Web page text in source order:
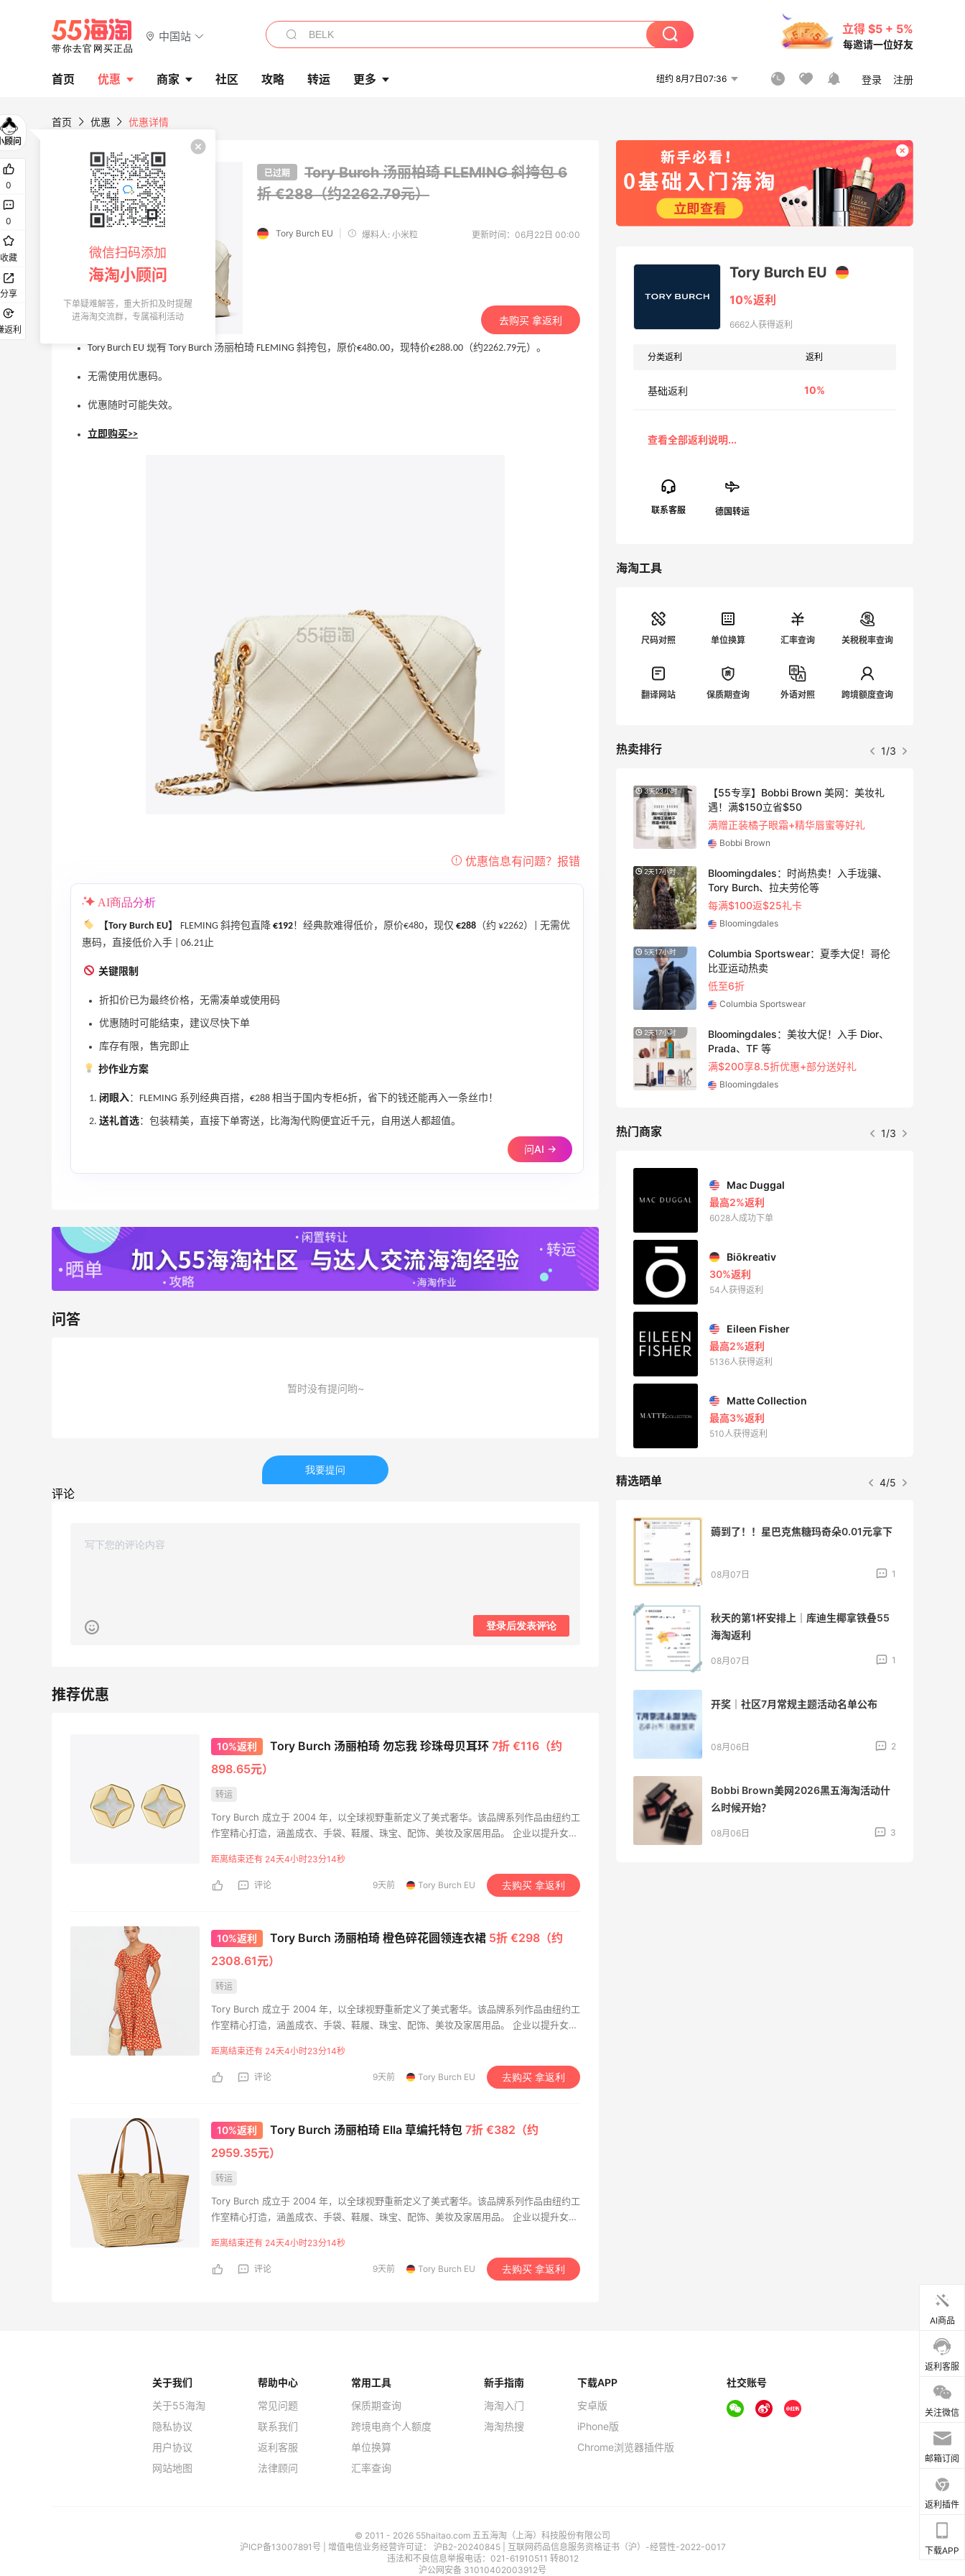
中国站
立得 $5 + 5%
每邀请一位好友
首页 优惠 商家 社区 攻略 转运 更多 纽约 8月7日07:36 登录 注册
首页 优惠 优惠详情
已过期 Tory Burch 汤丽柏琦 FLEMING 斜挎包6
折 €288（约2262.79元）
Tory Burch EU 爆料人: 小米粒 更新时间：06月22日 00:00
去购买 拿返利
Tory Burch EU 现有 Tory Burch 汤丽柏琦 FLEMING 斜挎包，原价€480.00，现特价€288.00（约2262.79元）。
无需使用优惠码。
优惠随时可能失效。
立即购买>>
AI商品分析
【Tory Burch EU】 FLEMING 斜挎包直降 €192！经典款难得低价，原价€480，现仅 €288 （约 ¥2262）| 无需优
惠码，直接低价入手 | 06.21止
关键限制
折扣价已为最终价格，无需凑单或使用码
优惠随时可能结束，建议尽快下单
库存有限，售完即止
抄作业方案
闭眼入：FLEMING 系列经典百搭，€288 相当于国内专柜6折，省下的钱还能再入一条丝巾！
送礼首选：包装精美，直接下单寄送，比海淘代购便宜近千元，自用送人都超值。
问AI →
问答
暂时没有提问哟~
我要提问
评论
登录后发表评论
10%返利 Tory Burch 汤丽柏琦 勿忘我 珍珠母贝耳环 7折 €116（约
898.65元）
转运
Tory Burch 成立于 2004 年，以全球视野重新定义了美式奢华。该品牌系列作品由纽约工
作室精心打造，涵盖成衣、手袋、鞋履、珠宝、配饰、美妆及家居用品。 企业以提升女性
造基业长青的事业。
距离结束还有 24天4小时23分13秒
评论 9天前 Tory Burch EU 去购买 拿返利
10%返利 Tory Burch 汤丽柏琦 橙色碎花圆领连衣裙 5折 €298（约
2308.61元）
转运
Tory Burch 成立于 2004 年，以全球视野重新定义了美式奢华。该品牌系列作品由纽约工
作室精心打造，涵盖成衣、手袋、鞋履、珠宝、配饰、美妆及家居用品。 企业以提升女性
造基业长青的事业。
距离结束还有 24天4小时23分13秒
评论 9天前 Tory Burch EU 去购买 拿返利
10%返利 Tory Burch 汤丽柏琦 Ella 草编托特包 7折 €382（约
2959.35元）
转运
Tory Burch 成立于 2004 年，以全球视野重新定义了美式奢华。该品牌系列作品由纽约工
作室精心打造，涵盖成衣、手袋、鞋履、珠宝、配饰、美妆及家居用品。 企业以提升女性
造基业长青的事业。
距离结束还有 24天4小时23分13秒
评论 9天前 Tory Burch EU 去购买 拿返利
Tory Burch EU
10%返利
6662人获得返利
分类返利 返利
基础返利 10%
海淘工具
尺码对照 单位换算 汇率查询 关税税率查询
翻译网站 保质期查询 外语对照 跨境额度查询
热卖排行 1/3
Mytheresa：折扣区时尚上新热卖 关注
PRADA、LOEWE、加拿大鹅等
享9折优惠
Base Blu
满赠三重好礼
Macy's
Nars、CT 等
低至5折+部分额外8.5折
健身补剂、护肤洗护等
iHerb
3天23小时
【55专享】Bobbi Brown 美网：美妆礼
遇！满$150立省$50
满赠正装橘子眼霜+精华唇蜜等好礼
Bobbi Brown
2天17小时
Bloomingdales：时尚热卖！入手珑骧、
Tory Burch、拉夫劳伦等
每满$100返$25礼卡
Bloomingdales
5天17小时
Columbia Sportswear：夏季大促！哥伦
比亚运动热卖
低至6折
Columbia Sportswear
2天17小时
Bloomingdales：美妆大促！入手 Dior、
Prada、TF 等
满$200享8.5折优惠+部分送好礼
Bloomingdales
热门商家 1/3
Belly Bandit
4%返利
42人获得返利
COUTR
6%返利
227人获得返利
Mac Duggal
最高2%返利
6028人成功下单
Biōkreativ
30%返利
54人获得返利
Eileen Fisher
最高2%返利
5136人获得返利
Matte Collection
最高3%返利
510人获得返利
精选晒单 4/5
乳、安睡裤等等
1
Origins悦木之源美网海淘攻略，Origins
海淘教程
1
Dr.Levy精华效果给到夯
08月07日
08月07日
薅到了！！星巴克焦糖玛奇朵0.01元拿下
08月07日 1
秋天的第1杯安排上｜库迪生椰拿铁叠55
海淘返利
08月07日 1
开奖｜社区7月常规主题活动名单公布
08月06日 2
Bobbi Brown美网2026黑五海淘活动什
么时候开始？
08月06日 3
0
0
收藏
分享
返利
AI商品
返利客服
关注微信
邮箱订阅
返利插件
下载APP
关于我们
关于55海淘
隐私协议
用户协议
网站地图
帮助中心
常见问题
联系我们
返利客服
法律顾问
常用工具
保质期查询
跨境电商个人额度
单位换算
汇率查询
新手指南
海淘入门
海淘热搜
下载APP
安卓版
iPhone版
Chrome浏览器插件版
社交账号
© 2011 - 2026 55haitao.com 五五海淘（上海）科技股份有限公司
沪ICP备13007891号
| 增值电信业务经营许可证： 沪B2-20240845
互联网药品信息服务资格证书（沪）-经营性-2022-0017
违法和不良信息举报电话：021-61910511 转8012
沪公网安备 31010402003912号
微信扫码添加
海淘小顾问
下单疑难解答，重大折扣及时提醒
进海淘交流群，专属福利活动